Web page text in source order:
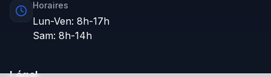
Horaires
Lun-Ven: 8h-17h
Sam: 8h-14h